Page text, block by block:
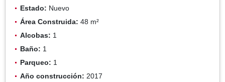
Estado: Nuevo
Área Construida: 48 m²
Alcobas: 1
Baño: 1
Parqueo: 1
Año construcción: 2017